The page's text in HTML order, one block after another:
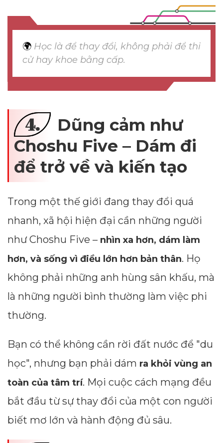
🌍 Học là để thay đổi, không phải để thi
cử hay khoe bằng cấp.
4.
Dũng cảm như
Choshu Five – Dám đi
để trở về và kiến tạo
Trong một thế giới đang thay đổi quá
nhanh, xã hội hiện đại cần những người
như Choshu Five – nhìn xa hơn, dám làm
hơn, và sống vì điều lớn hơn bản thân. Họ
không phải những anh hùng sân khấu, mà
là những người bình thường làm việc phi
thường.
Bạn có thể không cần rời đất nước để "du
học", nhưng bạn phải dám ra khỏi vùng an
toàn của tâm trí. Mọi cuộc cách mạng đều
bắt đầu từ sự thay đổi của một con người
biết mơ lớn và hành động đủ sâu.